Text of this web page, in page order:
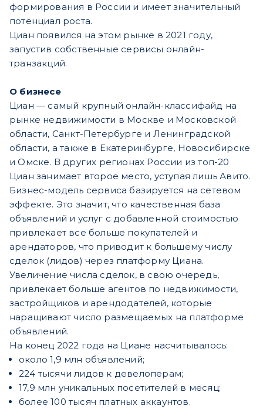
формирования в России и имеет значительный
потенциал роста.
Циан появился на этом рынке в 2021 году,
запустив собственные сервисы онлайн-
транзакций.
О бизнесе
Циан — самый крупный онлайн-классифайд на
рынке недвижимости в Москве и Московской
области, Санкт-Петербурге и Ленинградской
области, а также в Екатеринбурге, Новосибирске
и Омске. В других регионах России из топ-20
Циан занимает второе место, уступая лишь Авито.
Бизнес-модель сервиса базируется на сетевом
эффекте. Это значит, что качественная база
объявлений и услуг с добавленной стоимостью
привлекает все больше покупателей и
арендаторов, что приводит к большему числу
сделок (лидов) через платформу Циана.
Увеличение числа сделок, в свою очередь,
привлекает больше агентов по недвижимости,
застройщиков и арендодателей, которые
наращивают число размещаемых на платформе
объявлений.
На конец 2022 года на Циане насчитывалось:
около 1,9 млн объявлений;
224 тысячи лидов к девелоперам;
17,9 млн уникальных посетителей в месяц;
более 100 тысяч платных аккаунтов.